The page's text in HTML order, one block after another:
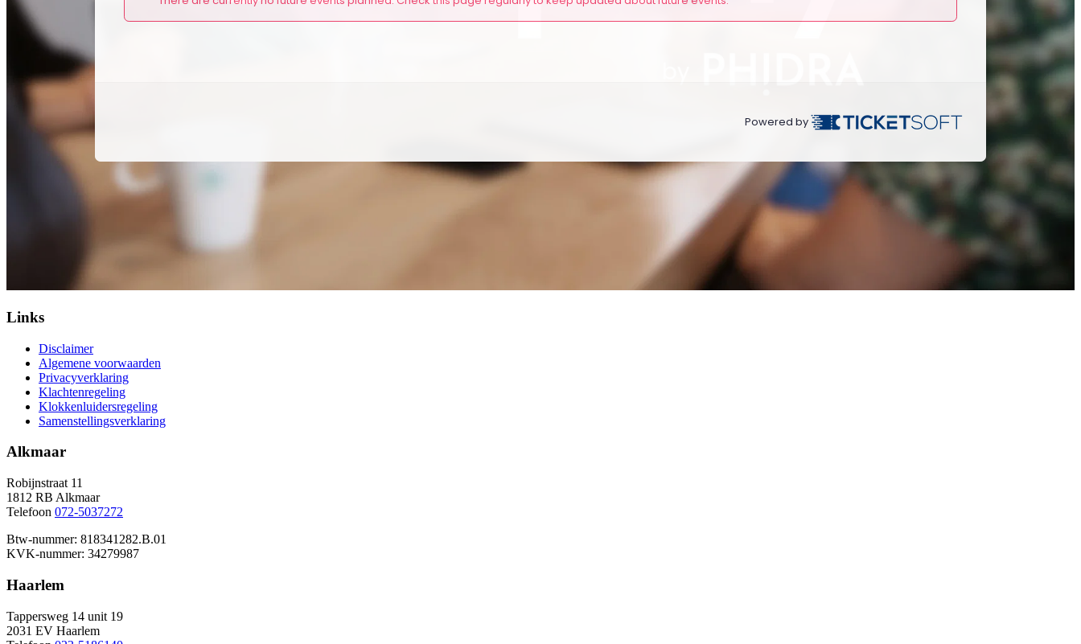
Links
Disclaimer
Algemene voorwaarden
Privacyverklaring
Klachtenregeling
Klokkenluidersregeling
Samenstellingsverklaring
Alkmaar
Robijnstraat 11
1812 RB Alkmaar
Telefoon 072-5037272
Btw-nummer: 818341282.B.01
KVK-nummer: 34279987
Haarlem
Tappersweg 14 unit 19
2031 EV Haarlem